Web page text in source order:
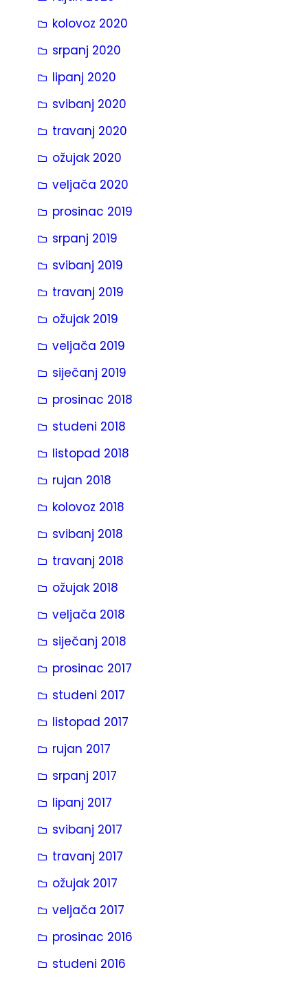
kolovoz 2020
srpanj 2020
lipanj 2020
svibanj 2020
travanj 2020
ožujak 2020
veljača 2020
prosinac 2019
srpanj 2019
svibanj 2019
travanj 2019
ožujak 2019
veljača 2019
siječanj 2019
prosinac 2018
studeni 2018
listopad 2018
rujan 2018
kolovoz 2018
svibanj 2018
travanj 2018
ožujak 2018
veljača 2018
siječanj 2018
prosinac 2017
studeni 2017
listopad 2017
rujan 2017
srpanj 2017
lipanj 2017
svibanj 2017
travanj 2017
ožujak 2017
veljača 2017
prosinac 2016
studeni 2016